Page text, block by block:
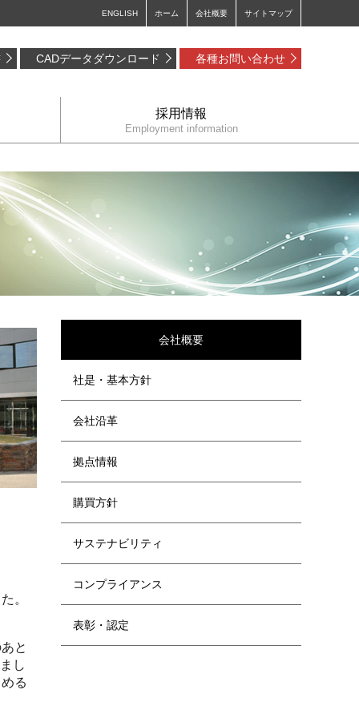
ENGLISH ホーム 会社概要 サイトマップ
CADデータダウンロード 各種お問い合わせ
採用情報
Employment information
。
と
し
る
会社概要
社是・基本方針
会社沿革
拠点情報
購買方針
サステナビリティ
コンプライアンス
表彰・認定